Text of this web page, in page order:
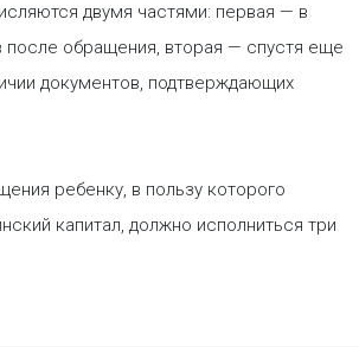
двумя частями: первая — в
после обращения, вторая — спустя еще
документов, подтверждающих
ребенку, в пользу которого
капитал, должно исполниться три